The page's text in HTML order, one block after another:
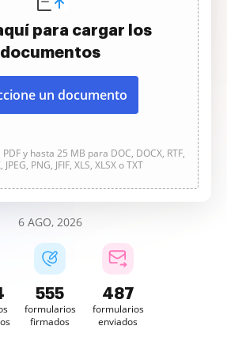
para cargar los
documentos
un documento
y hasta 25 MB para DOC, DOCX, RTF,
JPEG, PNG, JFIF, XLS, XLSX o TXT
6 AGO, 2026
555
formularios
firmados
487
formularios
enviados